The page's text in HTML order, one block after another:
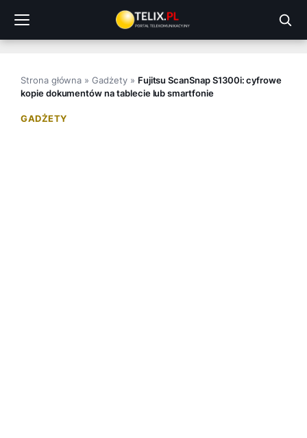
treści
Strona główna »Gadżety» Fujitsu ScanSnap S1300i: cyfrowe
kopie dokumentów na tablecie lub smartfonie
GADŻETY